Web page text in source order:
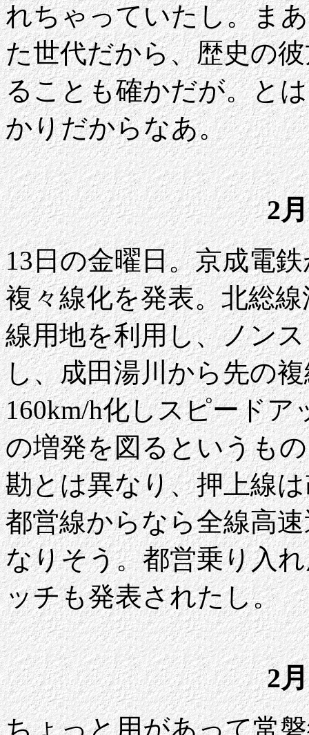
れちゃっていたし。ま
た世代だから、歴史の
ることも確かだが。と
かりだからなあ。
2
13日の金曜日。京成電
複々線化を発表。北総
線用地を利用し、ノン
し、成田湯川から先の
160km/h化しスピード
の増発を図るというも
勘とは異なり、押上線
都営線からなら全線高
なりそう。都営乗り入
ッチも発表されたし。
2
ちょっと用があって常